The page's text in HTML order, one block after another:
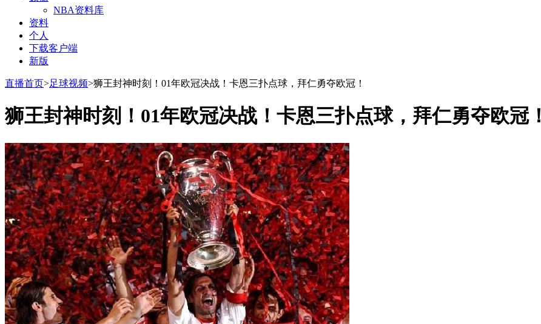
NBA资料库
资料
个人
下载客户端
新版
直播首页>足球视频>狮王封神时刻！01年欧冠决战！卡恩三扑点球，拜仁勇夺欧冠！
狮王封神时刻！01年欧冠决战！卡恩三扑点球，拜仁勇夺欧冠！